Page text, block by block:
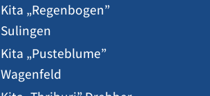
Kita „Regenbogen”
Sulingen
Kita „Pusteblume”
Wagenfeld